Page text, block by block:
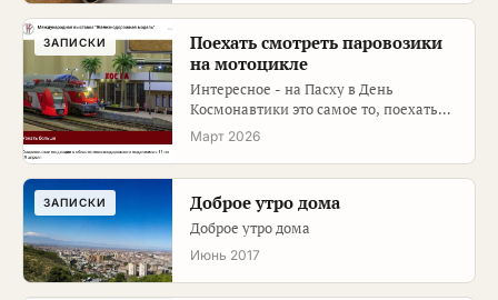
ЗАПИСКИ
Поехать смотреть паровозики
на мотоцикле
Интересное - на Пасху в День
Космонавтики это самое то, поехать
смотреть паровозики на мотоцикле.
Март 2026
ЗАПИСКИ Доброе утро дома
Доброе утро дома
Июнь 2017